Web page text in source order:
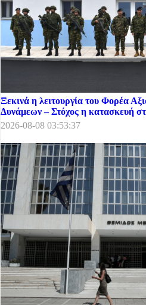
Ξεκινά η λειτουργία του Φορέα
Δυνάμεων – Στόχος η κατασκευή
2026-08-08 03:53:37